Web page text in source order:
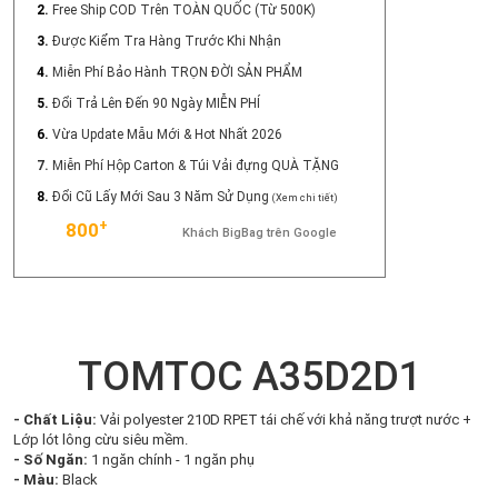
2. Free Ship COD Trên TOÀN QUỐC (Từ 500K)
3. Được Kiểm Tra Hàng Trước Khi Nhận
4. Miễn Phí Bảo Hành TRỌN ĐỜI SẢN PHẨM
5. Đổi Trả Lên Đến 90 Ngày MIỄN PHÍ
6. Vừa Update Mẫu Mới & Hot Nhất 2026
7. Miễn Phí Hộp Carton & Túi Vải đựng QUÀ TẶNG
8. Đổi Cũ Lấy Mới Sau 3 Năm Sử Dụng (Xem chi tiết)
800+ Khách BigBag trên Google
TOMTOC A35D2D1
- Chất Liệu: Vải polyester 210D RPET tái chế với khả năng trượt nước +
Lớp lót lông cừu siêu mềm.
- Số Ngăn: 1 ngăn chính - 1 ngăn phụ
- Màu: Black